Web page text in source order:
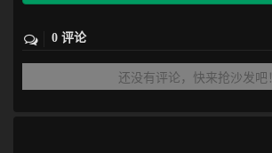
0 评论
还没有评论，快来抢沙发吧！